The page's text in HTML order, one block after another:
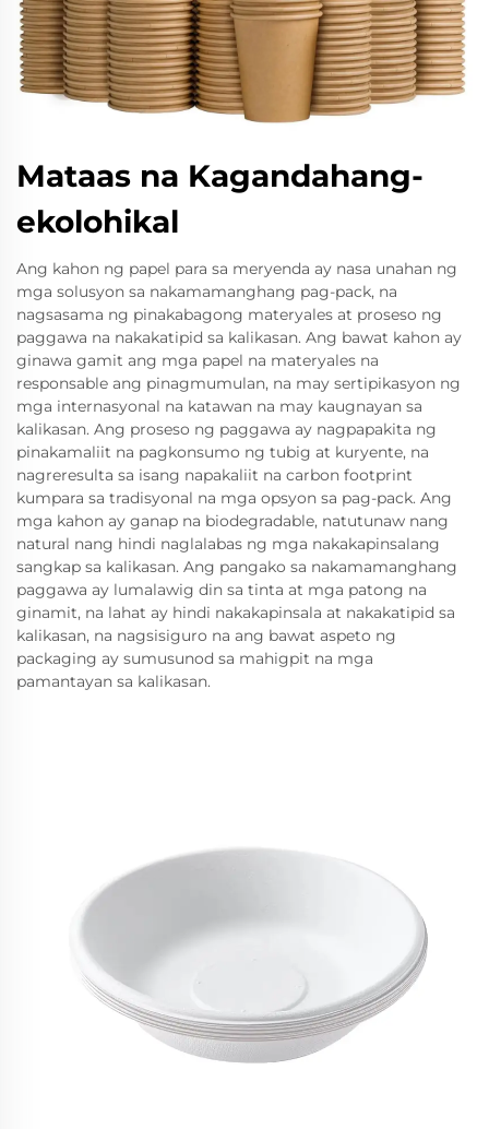
Mataas na Kagandahang-
ekolohikal
Ang kahon ng papel para sa meryenda ay nasa unahan ng
mga solusyon sa nakamamanghang pag-pack, na
nagsasama ng pinakabagong materyales at proseso ng
paggawa na nakakatipid sa kalikasan. Ang bawat kahon ay
ginawa gamit ang mga papel na materyales na
responsable ang pinagmumulan, na may sertipikasyon ng
mga internasyonal na katawan na may kaugnayan sa
kalikasan. Ang proseso ng paggawa ay nagpapakita ng
pinakamaliit na pagkonsumo ng tubig at kuryente, na
nagreresulta sa isang napakaliit na carbon footprint
kumpara sa tradisyonal na mga opsyon sa pag-pack. Ang
mga kahon ay ganap na biodegradable, natutunaw nang
natural nang hindi naglalabas ng mga nakakapinsalang
sangkap sa kalikasan. Ang pangako sa nakamamanghang
paggawa ay lumalawig din sa tinta at mga patong na
ginamit, na lahat ay hindi nakakapinsala at nakakatipid sa
kalikasan, na nagsisiguro na ang bawat aspeto ng
packaging ay sumusunod sa mahigpit na mga
pamantayan sa kalikasan.